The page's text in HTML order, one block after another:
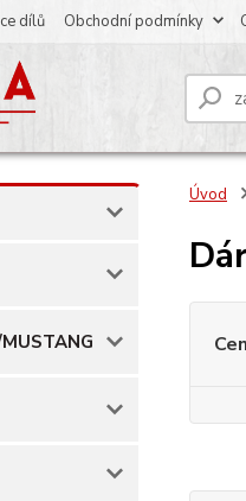
dílů Obchodní podmínky
Úvod